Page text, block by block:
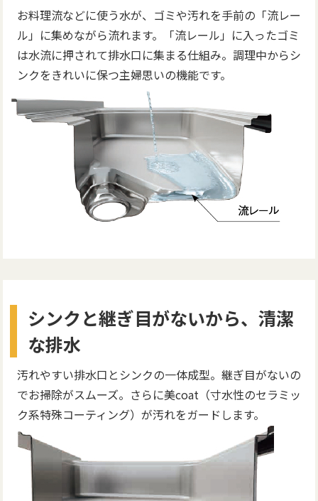
お料理流などに使う水が、ゴミや汚れを手前の「流レー
ル」に集めながら流れます。「流レール」に入ったゴミ
は水流に押されて排水口に集まる仕組み。調理中からシ
ンクをきれいに保つ主婦思いの機能です。
シンクと継ぎ目がないから、清潔
な排水
汚れやすい排水口とシンクの一体成型。継ぎ目がないの
でお掃除がスムーズ。さらに美coat（寸水性のセラミッ
ク系特殊コーティング）が汚れをガードします。